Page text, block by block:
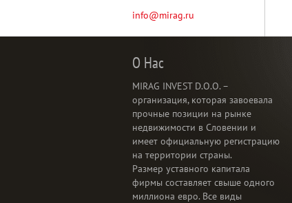
info@mirag.ru
О Нас
MIRAG INVEST D.O.O. –
организация, которая завоевала
прочные позиции на рынке
недвижимости в Словении и
имеет официальную регистрацию
на территории страны.
Размер уставного капитала
фирмы составляет свыше одного
миллиона евро. Все виды